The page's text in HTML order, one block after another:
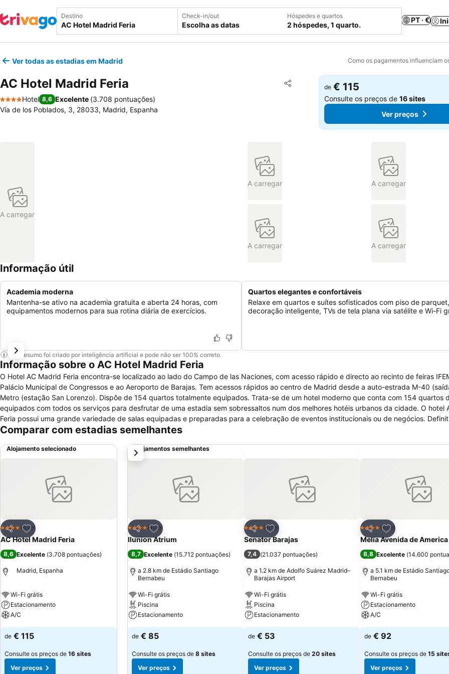
Destino Check-in/out
Escolha as datas
Hóspedes e quartos
2 hóspedes, 1 quarto.
PT · €
Ver todas as estadias em Madrid Como os pagamentos influenciam
AC Hotel Madrid Feria Partilhar
Adicionar aos favoritos
4 Estrelas
Hotel 8,6 Excelente (3.708 pontuações)
Vía de los Poblados, 3, 28033, Madrid, Espanha
de € 115
Consulte os preços de16 sites
Ver preços
A carregar
A carregar A carregar
A carregar A carregar
Informação útil
Academia moderna
Mantenha-se ativo na academia gratuita e aberta 24 horas, com
equipamentos modernos para sua rotina diária de exercícios.
Quartos elegantes e confortáveis
Relaxe em quartos e suítes sofisticados com piso de parquet,
decoração inteligente, TVs de tela plana via satélite e Wi-Fi
Este resumo foi criado por inteligência artificial e pode não ser 100% correto.
Informação sobre o AC Hotel Madrid Feria
O Hotel AC Madrid Feria encontra-se localizado ao lado do Campo de las Naciones, com acesso rápido e directo ao recinto de feiras
Palácio Municipal de Congressos e ao Aeroporto de Barajas. Tem acessos rápidos ao centro de Madrid desde a auto-estrada M-40
Metro (estação San Lorenzo). Dispõe de 154 quartos totalmente equipados. Trata-se de um hotel moderno que conta com 154 quartos
equipados com todos os serviços para desfrutar de uma estadia sem sobressaltos num dos melhores hotéis urbanos da cidade. O hotel
Feria possui uma grande variedade de salas equipadas e preparadas para a celebração de eventos institucionais ou de negócios.
um hotel com um excelente serviço e qualidade que caracteriza a AC Hotels.
Comparar com estadias semelhantes
Alojamento selecionado
Partilhar
Adicionar aos favoritos
4 EstrelasHotel
AC Hotel Madrid Feria
8,6 Excelente (3.708 pontuações)
Madrid, Espanha
Wi-Fi grátis
Estacionamento
A/C
de € 115
Consulte os preços de 16 sites
Ver preços
Alojamentos semelhantes
Partilhar
Adicionar aos favoritos
4 EstrelasHotel
Ilunion Atrium
8,7 Excelente (15.712 pontuações)
a 2.8 km de Estádio Santiago
Bernabeu
Wi-Fi grátis
Piscina
Estacionamento
de € 85
Consulte os preços de 8 sites
Ver preços
Partilhar
Adicionar aos favoritos
4 EstrelasHotel
Senator Barajas
7,4 (21.037 pontuações)
a 1.2 km de Adolfo Suárez Madrid–
Barajas Airport
Wi-Fi grátis
Piscina
Estacionamento
de € 53
Consulte os preços de 20 sites
Ver preços
Partilhar
Adicionar aos
4 EstrelasHotel
Melia Avenida de America
8,8 Excelente (14.600
a 5.1 km de Estádio
Bernabeu
Wi-Fi grátis
Estacionamento
A/C
de € 92
Consulte os preços de 15
Ver preços
próximo